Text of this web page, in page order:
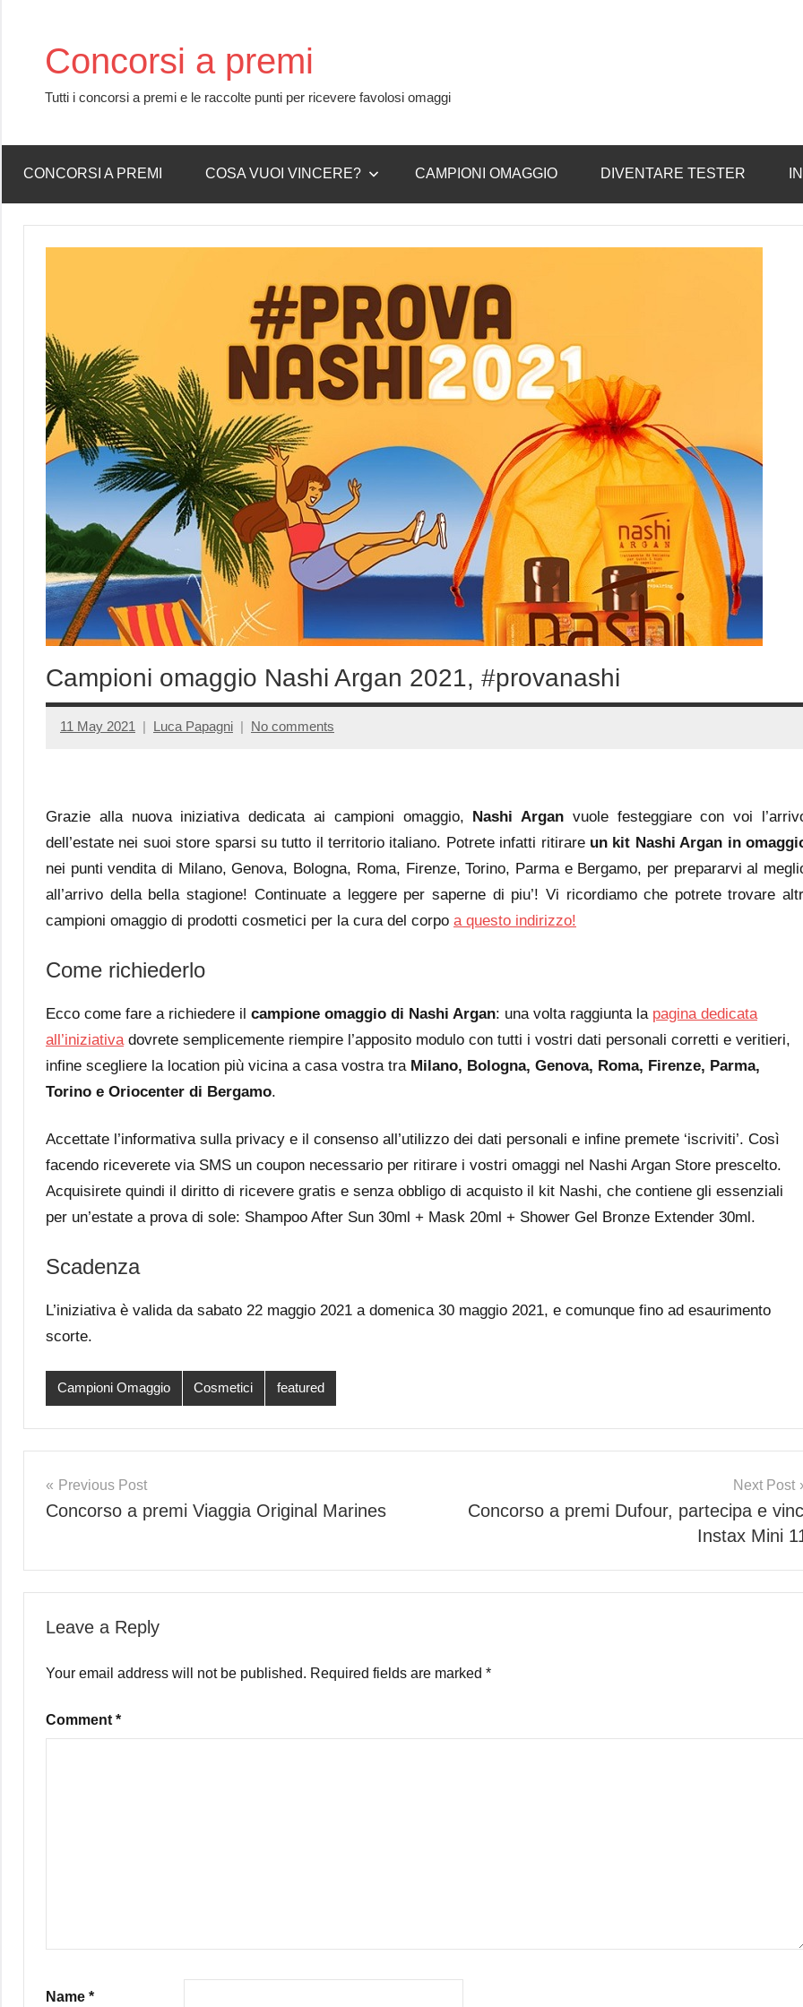
contentConcorsi a premi
Tutti i concorsi a premi e le raccolte punti per ricevere favolosi omaggi
CONCORSI A PREMI COSA VUOI VINCERE? CAMPIONI OMAGGIO DIVENTARE TESTER
Campioni omaggio Nashi Argan 2021, #provanashi
11 May 2021 Luca Papagni No comments
Grazie alla nuova iniziativa dedicata ai campioni omaggio, Nashi Argan vuole festeggiare con voi
dell’estate nei suoi store sparsi su tutto il territorio italiano. Potrete infatti ritirare un kit Nashi Argan in
nei punti vendita di Milano, Genova, Bologna, Roma, Firenze, Torino, Parma e Bergamo, per prepararvi al
all’arrivo della bella stagione! Continuate a leggere per saperne di piu’! Vi ricordiamo che potrete trovare
campioni omaggio di prodotti cosmetici per la cura del corpo a questo indirizzo!
Come richiederlo
Ecco come fare a richiedere il campione omaggio di Nashi Argan: una volta raggiunta la pagina dedicata
all’iniziativadovrete semplicemente riempire l’apposito modulo con tutti i vostri dati personali corretti e veritieri,
infine scegliere la location più vicina a casa vostra tra Milano, Bologna, Genova, Roma, Firenze, Parma,
Torino e Oriocenter di Bergamo.
Accettate l’informativa sulla privacy e il consenso all’utilizzo dei dati personali e infine premete ‘iscriviti’. Così
facendo riceverete via SMS un coupon necessario per ritirare i vostri omaggi nel Nashi Argan Store prescelto.
Acquisirete quindi il diritto di ricevere gratis e senza obbligo di acquisto il kit Nashi, che contiene gli essenziali
per un’estate a prova di sole: Shampoo After Sun 30ml + Mask 20ml + Shower Gel Bronze Extender 30ml.
Scadenza
L’iniziativa è valida da sabato 22 maggio 2021 a domenica 30 maggio 2021, e comunque fino ad esaurimento
scorte.
Campioni Omaggio Cosmetici featured
Post
navigation
Previous Post
Concorso a premi Viaggia Original Marines
Next Post
Concorso a premi Dufour, partecipa e
Instax Mini
Leave a Reply
Your email address will not be published. Required fields are marked *
Comment *
Name *